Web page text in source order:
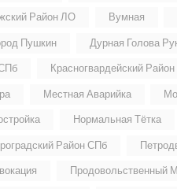
Район ЛО Вумная
Пушкин Дурная Голова
Красногвардейский
Местная Аварийка
Нормальная Тётка
Район СПб
Продовольственный